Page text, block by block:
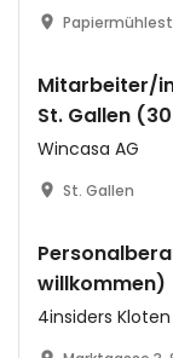
Mitarbeiter/
St. Gallen
Wincasa AG
St. Gallen
willkommen)
4insiders Kloten